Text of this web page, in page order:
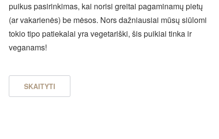
puikus pasirinkimas, kai norisi greitai pagaminamų pietų
(ar vakarienės) be mėsos. Nors dažniausiai mūsų siūlomi
tokio tipo patiekalai yra vegetariški, šis puikiai tinka ir
veganams!
SKAITYTI